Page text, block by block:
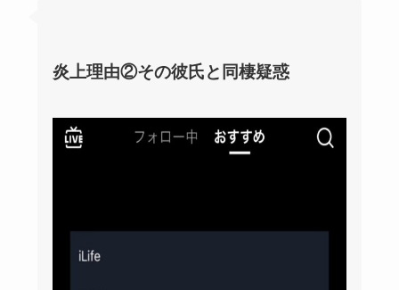
炎上理由②その彼氏と同棲疑惑